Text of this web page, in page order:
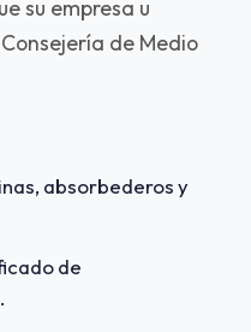
su empresa u
de Medio
absorbederos y
de